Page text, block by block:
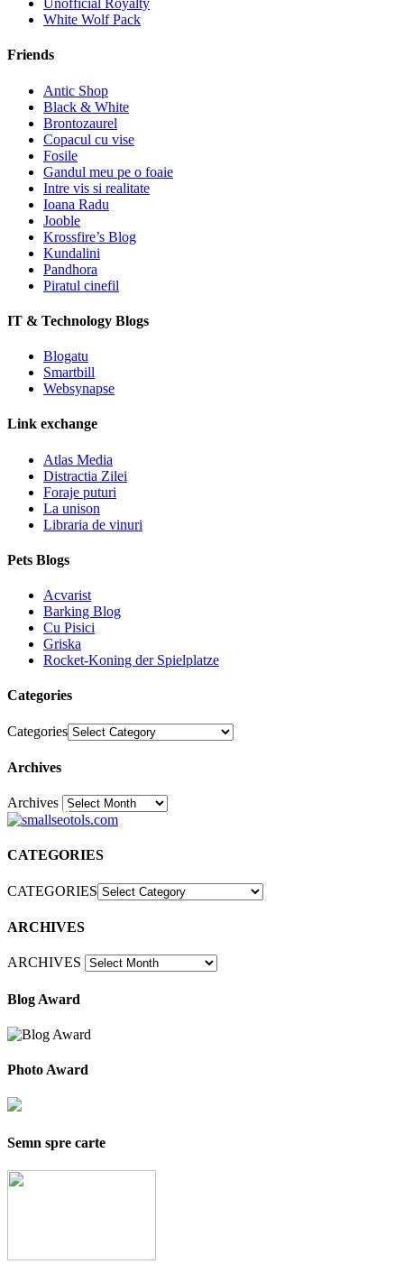
Unofficial Royalty
White Wolf Pack
Friends
Antic Shop
Black & White
Brontozaurel
Copacul cu vise
Fosile
Gandul meu pe o foaie
Intre vis si realitate
Ioana Radu
Jooble
Krossfire’s Blog
Kundalini
Pandhora
Piratul cinefil
IT & Technology Blogs
Blogatu
Smartbill
Websynapse
Link exchange
Atlas Media
Distractia Zilei
Foraje puturi
La unison
Libraria de vinuri
Pets Blogs
Acvarist
Barking Blog
Cu Pisici
Griska
Rocket-Koning der Spielplatze
Categories
Categories
Archives
Archives30
CATEGORIES
CATEGORIES
ARCHIVES
ARCHIVES
Blog Award
Photo Award
Semn spre carte